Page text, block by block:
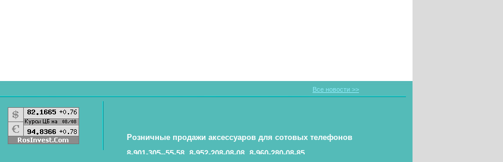
Все новости >>
Розничные продажи аксессуаров для сотовых телефонов
8-901-305--55-58, 8-952-208-08-08, 8-960-280-08-85